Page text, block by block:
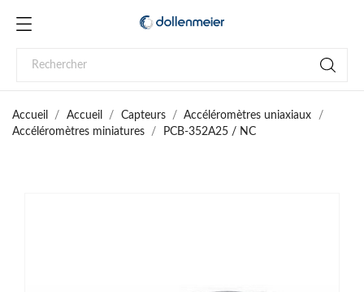
Accueil Accueil Capteurs
Accéléromètres uniaxiaux
Accéléromètres miniatures
PCB-352A25 / NC